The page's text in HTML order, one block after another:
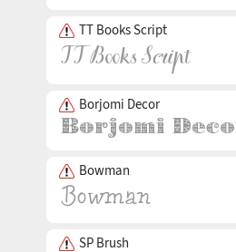
TT Books Script
Borjomi Decor
Bowman
SP Brush